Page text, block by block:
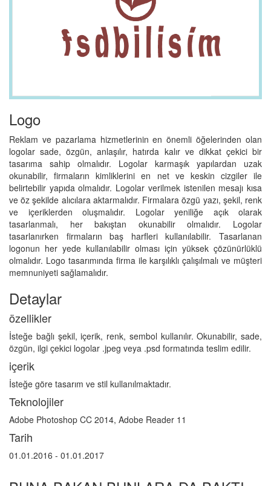
Logo
Reklam ve pazarlama hizmetlerinin en önemli öğelerinden olan
logolar sade, özgün, anlaşılır, hatırda kalır ve dikkat çekici bir
tasarıma sahip olmalıdır. Logolar karmaşık yapılardan uzak
okunabilir, firmaların kimliklerini en net ve keskin cizgiler ile
belirtebilir yapıda olmalıdır. Logolar verilmek istenilen mesajı kısa
ve öz şekilde alıcılara aktarmalıdır. Firmalara özgü yazı, şekil, renk
ve içeriklerden oluşmalıdır. Logolar yeniliğe açık olarak
tasarlanmalı, her bakıştan okunabilir olmalıdır. Logolar
tasarlanırken firmaların baş harfleri kullanılabilir. Tasarlanan
logonun her yede kullanılabilir olması için yüksek çözünürlüklü
olmalıdır. Logo tasarımında firma ile karşılıklı çalışılmalı ve müşteri
memnuniyeti sağlamalıdır.
Detaylar
özellikler
İsteğe bağlı şekil, içerik, renk, sembol kullanılır. Okunabilir, sade,
özgün, ilgi çekici logolar .jpeg veya .psd formatında teslim edilir.
içerik
İsteğe göre tasarım ve stil kullanılmaktadır.
Teknolojiler
Adobe Photoshop CC 2014, Adobe Reader 11
Tarih
01.01.2016 - 01.01.2017